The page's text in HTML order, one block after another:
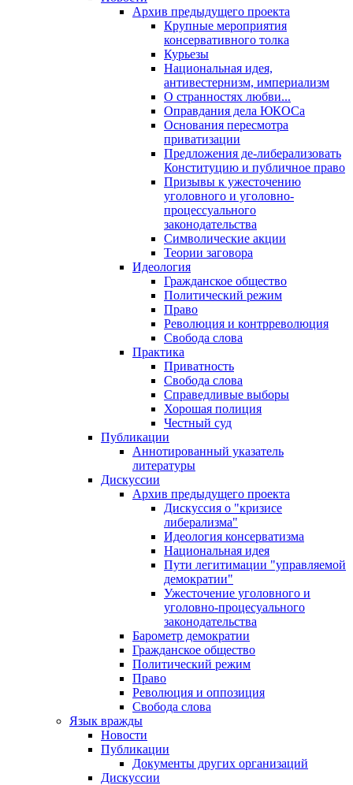
Архив предыдущего проекта
Крупные мероприятия
консервативного толка
Курьезы
Национальная идея,
антивестернизм, империализм
О странностях любви...
Оправдания дела ЮКОСа
Основания пересмотра
приватизации
Предложения де-либерализовать
Конституцию и публичное право
Призывы к ужесточению
уголовного и уголовно-
процессуального
законодательства
Символические акции
Теории заговора
Идеология
Гражданское общество
Политический режим
Право
Революция и контрреволюция
Свобода слова
Практика
Приватность
Свобода слова
Справедливые выборы
Хорошая полиция
Честный суд
Публикации
Аннотированный указатель
литературы
Дискуссии
Архив предыдущего проекта
Дискуссия о "кризисе
либерализма"
Идеология консерватизма
Национальная идея
Пути легитимации "управляемой
демократии"
Ужесточение уголовного и
уголовно-процесуального
законодательства
Барометр демократии
Гражданское общество
Политический режим
Право
Революция и оппозиция
Свобода слова
Язык вражды
Новости
Публикации
Документы других организаций
Дискуссии